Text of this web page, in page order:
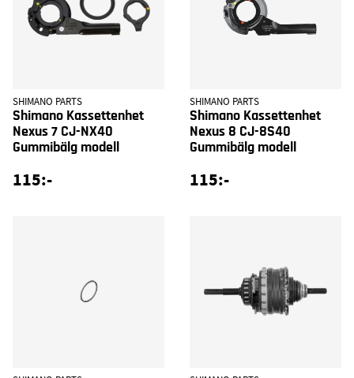
SHIMANO PARTS
Shimano Kassettenhet
Nexus 7 CJ-NX40
Gummibälg modell
115:-
SHIMANO PARTS
Shimano Kassettenhet
Nexus 8 CJ-8S40
Gummibälg modell
115:-